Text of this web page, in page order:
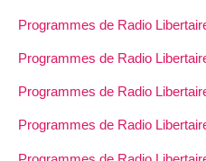
Programmes de Radio
Programmes de Radio
Programmes de Radio
Programmes de Radio